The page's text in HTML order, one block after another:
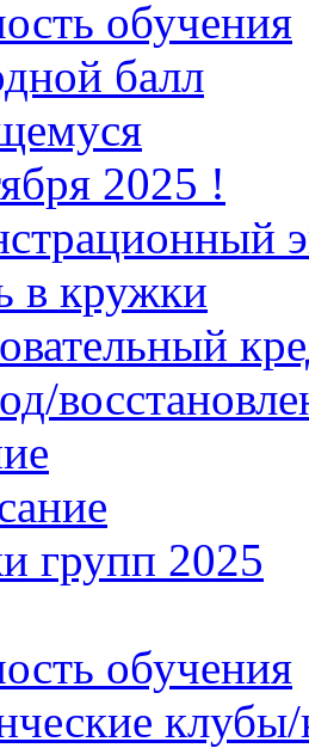
обучения
балл
2025 !
в кружки
групп 2025
обучения